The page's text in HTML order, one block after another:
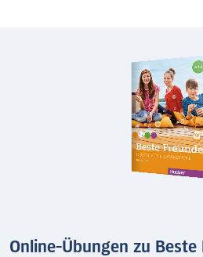
Online-Übungen zu Beste